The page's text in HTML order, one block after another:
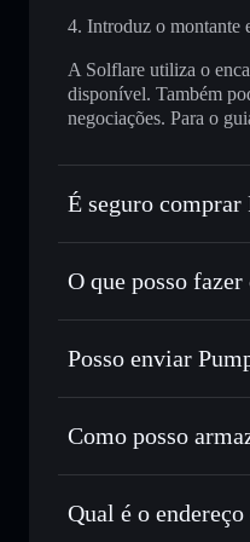
Introduz o montante
A Solflare utiliza o
disponível. Também
negociações. Para o
É seguro
Pumpfun Api Test
O que posso
Pumpfun Api
Trocar
Utilizar DCA—
Enviar de forma
Privacidade
Posso enviar
Como posso
Qual é o